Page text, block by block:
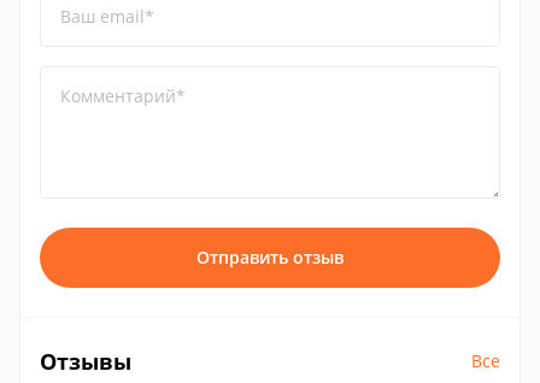
Ваш email*
Комментарий*
Отправить отзыв
Отзывы Все